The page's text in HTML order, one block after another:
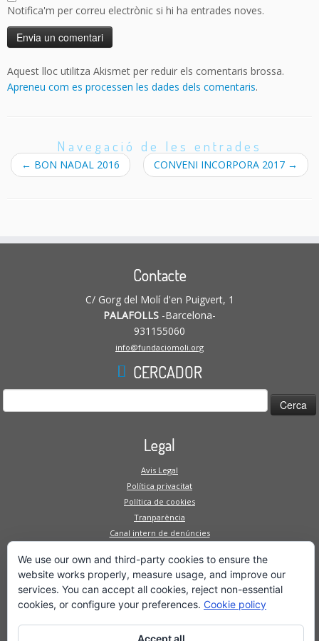
Notifica'm per correu electrònic si hi ha entrades noves.
Aquest lloc utilitza Akismet per reduir els comentaris brossa.
Apreneu com es processen les dades dels comentaris.
Navegació de les entrades
← BON NADAL 2016 CONVENI INCORPORA 2017 →
Contacte
C/ Gorg del Molí d'en Puigvert, 1
PALAFOLLS -Barcelona-
931155060
info@fundaciomoli.org
CERCADOR
Cerca:
Legal
Avis Legal
Política privacitat
Política de cookies
Tranparència
Canal intern de denúncies
Mapa Web
Fundació
Serveis a la persona
We use our own and third-party cookies to ensure the
website works properly, measure usage, and improve our
services. You can accept all cookies, reject non-essential
cookies, or configure your preferences. Cookie policy
Accept all